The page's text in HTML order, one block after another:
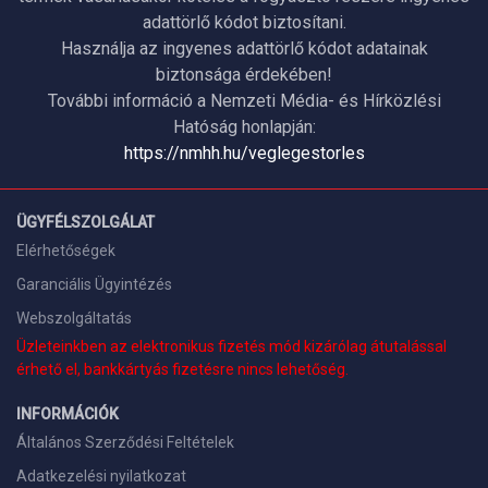
adattörlő kódot biztosítani.
Használja az ingyenes adattörlő kódot adatainak
biztonsága érdekében!
További információ a Nemzeti Média- és Hírközlési
Hatóság honlapján:
https://nmhh.hu/veglegestorles
ÜGYFÉLSZOLGÁLAT
Elérhetőségek
Garanciális Ügyintézés
Webszolgáltatás
Üzleteinkben az elektronikus fizetés mód kizárólag átutalással
érhető el, bankkártyás fizetésre nincs lehetőség.
INFORMÁCIÓK
Általános Szerződési Feltételek
Adatkezelési nyilatkozat